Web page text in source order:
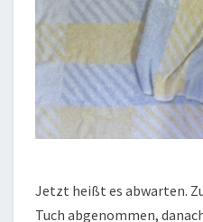
Jetzt heißt es abwarten.
Tuch abgenommen,